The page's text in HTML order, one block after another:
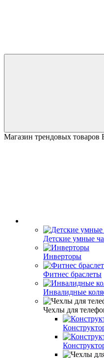
Магазин трендовых
Детские умные
Инверторы
Фитнес браслеты
Инвалидные
Чехлы для